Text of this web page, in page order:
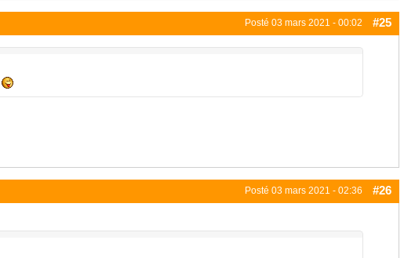
Posté 03 mars 2021 - 00:02 #25
Posté 03 mars 2021 - 02:36 #26